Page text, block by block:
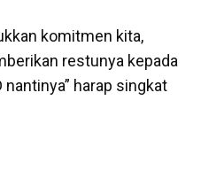
komitmen kita,
restunya kepada
harap singkat